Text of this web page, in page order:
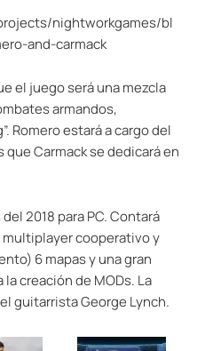
nightworkgames/bl
and-carmack
el juego será una mezcla
armandos,
Romero estará a cargo del
Carmack se dedicará en
2018 para PC. Contará
multiplayer cooperativo y
6 mapas y una gran
creación de MODs. La
guitarrista George Lynch.